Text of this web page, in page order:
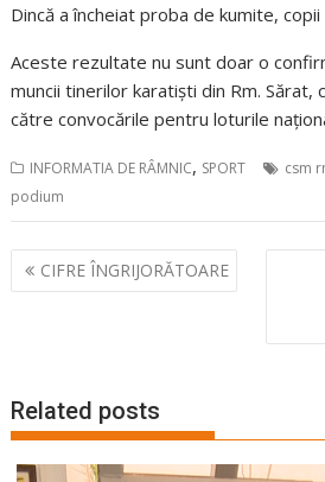
Dincă a încheiat proba de kumite,
Aceste rezultate nu sunt doar o
muncii tinerilor karatiști din Rm. Sărat,
către convocările pentru loturile
INFORMATIA DE RÂMNIC, SPORT csm
podium
Navigare
în
CIFRE ÎNGRIJORĂTOARE
Related posts